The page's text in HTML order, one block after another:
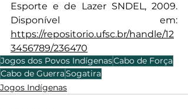
Esporte e de Lazer SNDEL, 2009.
https://repositorio.ufsc.br/handle/12
3456789/236470
Jogos dos Povos IndígenasCabo de Força
Cabo de GuerraSogatira
Jogos Indígenas